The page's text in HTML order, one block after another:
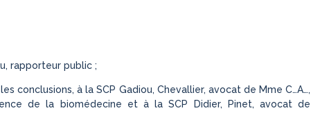
rapporteur public ;
conclusions, à la SCP Gadiou, Chevallier, avocat de Mme C…A…,
de la biomédecine et à la SCP Didier, Pinet, avocat de